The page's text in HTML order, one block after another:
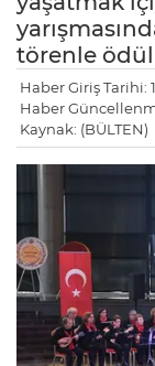
törenle
Haber Giriş Tarihi:
Haber
Kaynak: (BÜLTEN)